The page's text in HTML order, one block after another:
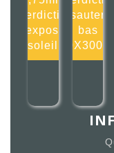
Interdiction
d'exposer
au soleil ou
de sauter
bas